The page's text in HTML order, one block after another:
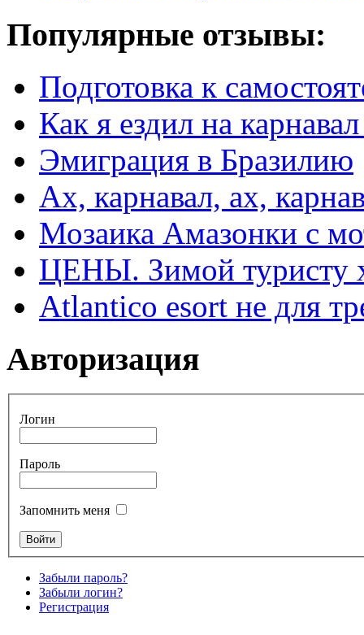
Популярные отзывы:
Подготовка к
Как я ездил на
Эмиграция в Бразилию
Ах, карнавал, ах,
Мозаика Амазонки с
ЦЕНЫ. Зимой туристу
Atlantico esort не для
Авторизация
Логин
Пароль
Запомнить меня
Забыли пароль?
Забыли логин?
Регистрация